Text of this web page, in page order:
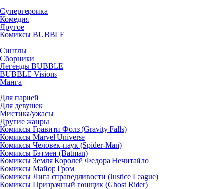
Супергероика
Комедия
Другое
Комиксы BUBBLE
Синглы
Сборники
Легенды BUBBLE
BUBBLE Visions
Манга
Для парней
Для девушек
Мистика/ужасы
Другие жанры
Комиксы Гравити Фолз (Gravity Falls)
Комиксы Marvel Universe
Комиксы Человек-паук (Spider-Man)
Комиксы Бэтмен (Batman)
Комиксы Земля Королей Федора Нечитайло
Комиксы Майор Гром
Комиксы Лига справедливости (Justice League)
Комиксы Призрачный гонщик (Ghost Rider)